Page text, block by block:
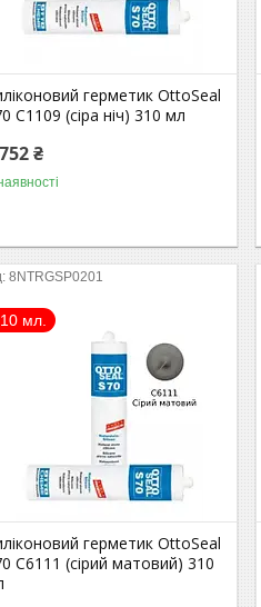
герметик OttoSeal
С1109 (сіра ніч) 310 мл
₴
8NTRGSP0201
мл.
герметик OttoSeal
C6111 (сірий матовий) 310